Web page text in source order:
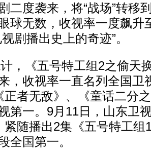
二度袭来，将“战场”转移
球无数，收视率一度飙升
剧播出史上的奇迹”。
《五号特工组2之偷天
，收视率一直名列全国卫
正者无敌》、《童话二分
第一。9月11日，山东卫
紧随播出2集《五号特工组
全国第一。